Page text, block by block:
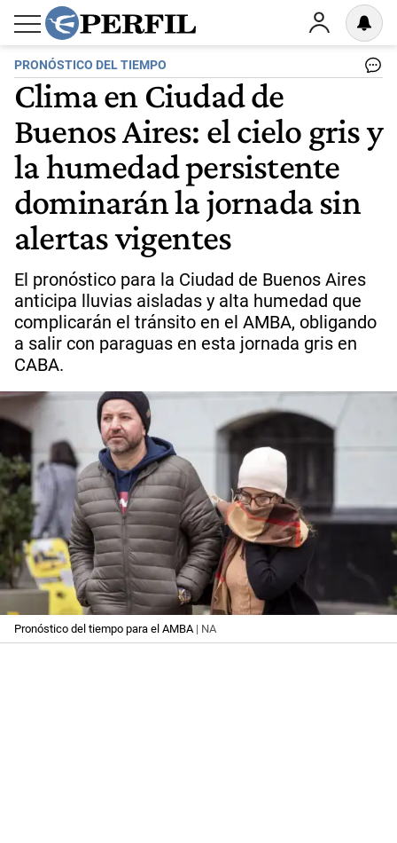
PRONÓSTICO DEL TIEMPO
Clima en Ciudad de
Buenos Aires: el cielo gris y
la humedad persistente
dominarán la jornada sin
alertas vigentes
El pronóstico para la Ciudad de Buenos Aires
anticipa lluvias aisladas y alta humedad que
complicarán el tránsito en el AMBA, obligando
a salir con paraguas en esta jornada gris en
CABA.
Pronóstico del tiempo para el AMBA| NA